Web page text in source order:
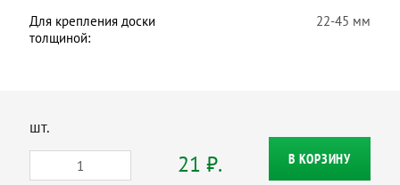
Для крепления доски
толщиной:
22-45 мм
шт.
21 ₽. В КОРЗИНУ